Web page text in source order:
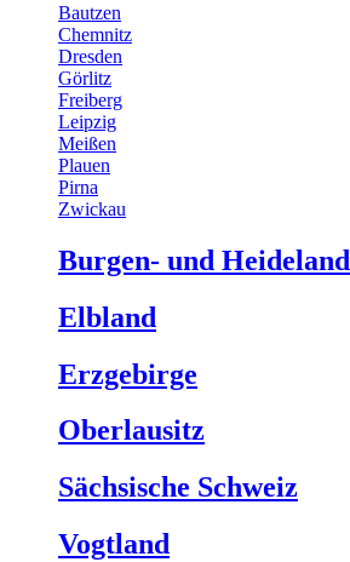
Bautzen
Chemnitz
Dresden
Görlitz
Freiberg
Leipzig
Meißen
Plauen
Pirna
Zwickau
Burgen- und Heideland
Elbland
Erzgebirge
Oberlausitz
Sächsische Schweiz
Vogtland